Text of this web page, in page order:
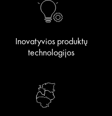
Inovatyvios produktų
technologijos